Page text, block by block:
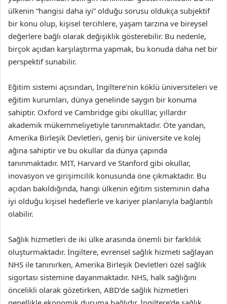
ülkenin “hangisi daha iyi” olduğu sorusu oldukça subjektif
bir konu olup, kişisel tercihlere, yaşam tarzına ve bireysel
değerlere bağlı olarak değişiklik gösterebilir. Bu nedenle,
birçok açıdan karşılaştırma yapmak, bu konuda daha net bir
perspektif sunabilir.
Eğitim sistemi açısından, İngiltere’nin köklü üniversiteleri ve
eğitim kurumları, dünya genelinde saygın bir konuma
sahiptir. Oxford ve Cambridge gibi okulllar, yıllardır
akademik mükemmeliyetiyle tanınmaktadır. Öte yandan,
Amerika Birleşik Devletleri, geniş bir üniversite ve kolej
ağına sahiptir ve bu okullar da dünya çapında
tanınmaktadır. MIT, Harvard ve Stanford gibi okullar,
inovasyon ve girişimcilik konusunda öne çıkmaktadır. Bu
açıdan bakıldığında, hangi ülkenin eğitim sisteminin daha
iyi olduğu kişisel hedeflerle ve kariyer planlarıyla bağlantılı
olabilir.
Sağlık hizmetleri de iki ülke arasında önemli bir farklılık
oluşturmaktadır. İngiltere, evrensel sağlık hizmeti sağlayan
NHS ile tanınırken, Amerika Birleşik Devletleri özel sağlık
sigortası sistemine dayanmaktadır. NHS, halk sağlığını
öncelikli olarak gözetirken, ABD’de sağlık hizmetleri